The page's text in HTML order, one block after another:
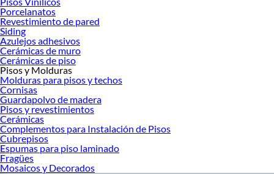
Porcelanatos
Revestimiento de pared
Siding
Azulejos adhesivos
Cerámicas de muro
Cerámicas de piso
Pisos y Molduras
Molduras para pisos y techos
Cornisas
Guardapolvo de madera
Pisos y revestimientos
Cerámicas
Complementos para Instalación de Pisos
Cubrepisos
Espumas para piso laminado
Fragües
Mosaicos y Decorados